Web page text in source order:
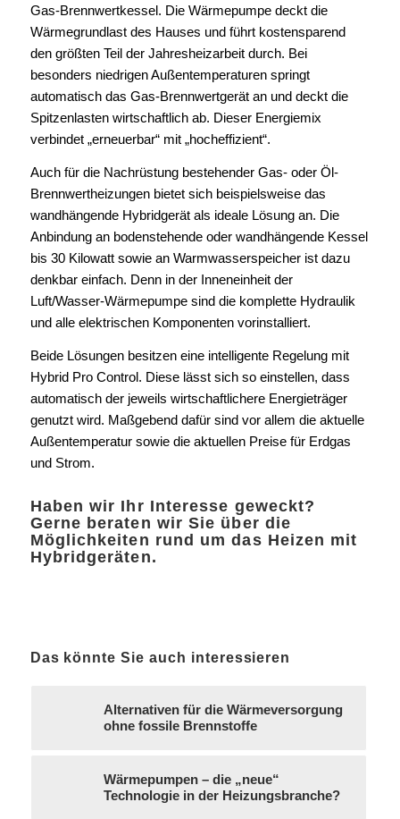
Gas-Brennwertkessel. Die Wärmepumpe deckt die
Wärmegrundlast des Hauses und führt kostensparend
den größten Teil der Jahresheizarbeit durch. Bei
besonders niedrigen Außentemperaturen springt
automatisch das Gas-Brennwertgerät an und deckt die
Spitzenlasten wirtschaftlich ab. Dieser Energiemix
verbindet „erneuerbar“ mit „hocheffizient“.
Auch für die Nachrüstung bestehender Gas- oder Öl-
Brennwertheizungen bietet sich beispielsweise das
wandhängende Hybridgerät als ideale Lösung an. Die
Anbindung an bodenstehende oder wandhängende Kessel
bis 30 Kilowatt sowie an Warmwasserspeicher ist dazu
denkbar einfach. Denn in der Inneneinheit der
Luft/Wasser-Wärmepumpe sind die komplette Hydraulik
und alle elektrischen Komponenten vorinstalliert.
Beide Lösungen besitzen eine intelligente Regelung mit
Hybrid Pro Control. Diese lässt sich so einstellen, dass
automatisch der jeweils wirtschaftlichere Energieträger
genutzt wird. Maßgebend dafür sind vor allem die aktuelle
Außentemperatur sowie die aktuellen Preise für Erdgas
und Strom.
Haben wir Ihr Interesse geweckt?
Gerne beraten wir Sie über die
Möglichkeiten rund um das Heizen mit
Hybridgeräten.
Das könnte Sie auch interessieren
Alternativen für die Wärmeversorgung
ohne fossile Brennstoffe
Wärmepumpen – die „neue“
Technologie in der Heizungsbranche?